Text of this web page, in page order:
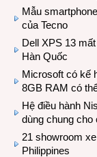
Mẫu
của Tecno
Dell XPS 13
Hàn Quốc
Microsoft có kế
8GB RAM có
Hệ điều hành
dùng chung
21 showroom
Philippines